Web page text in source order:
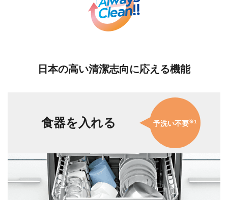
日本の高い清潔志向に応える機能
食器を入れる 予洗い不要※1